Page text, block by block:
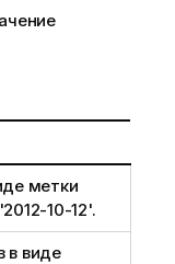
метки
10-12'.
в виде